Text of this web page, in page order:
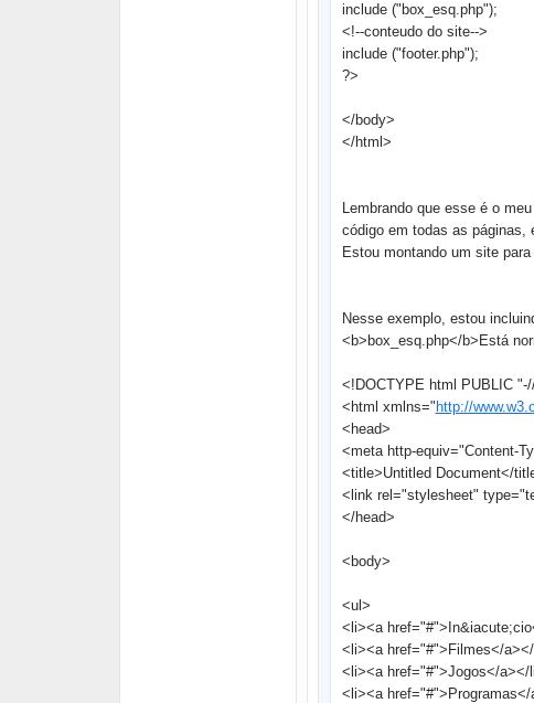
include ("box_esq.php");
<!--conteudo do site-->
include ("footer.php");
?>
</body>
</html>
Lembrando que esse é o
código em todas as páginas,
Estou montando um site
Nesse exemplo, estou
<b>box_esq.php</b>Está
<!DOCTYPE html PUBLIC
<html xmlns=" http://
<head>
<meta http-equiv="Content-
<title>Untitled Document</
<link rel="stylesheet"
</head>
<body>
<ul>
<li><a
<li><a href="#">Filmes</
<li><a href="#">Jogos</a></
<li><a href="#">Programas</